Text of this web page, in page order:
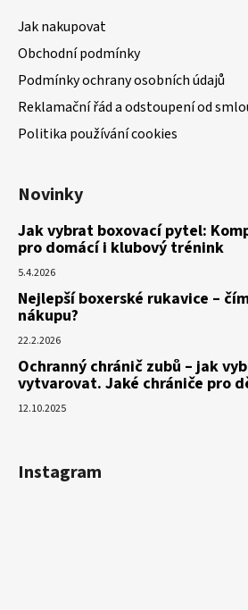
Jak nakupovat
Obchodní podmínky
Podmínky ochrany osobních údajů
Reklamační řád a odstoupení od
Politika používání cookies
Novinky
Jak vybrat boxovací pytel:
pro domácí i klubový trénink
5.4.2026
Nejlepší boxerské rukavice –
nákupu?
22.2.2026
Ochranný chránič zubů – jak
vytvarovat. Jaké chrániče pro
12.10.2025
Instagram